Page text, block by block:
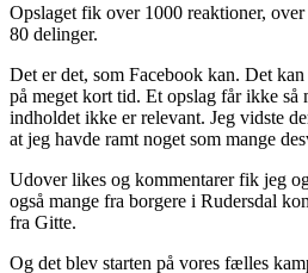
Opslaget fik over 1000 reaktioner,
80 delinger.
Det er det, som Facebook kan. Det
på meget kort tid. Et opslag får ikke så
indholdet ikke er relevant. Jeg vidste
at jeg havde ramt noget som mange
Udover likes og kommentarer fik jeg
også mange fra borgere i Rudersdal
fra Gitte.
Og det blev starten på vores fælles